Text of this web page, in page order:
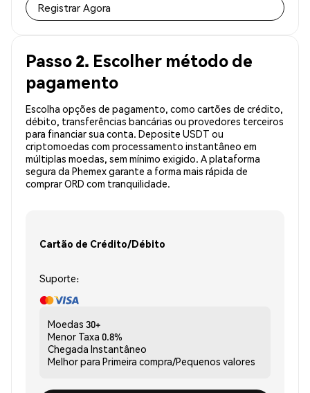
Registrar Agora
Passo 2. Escolher método de
pagamento
Escolha opções de pagamento, como cartões de crédito,
débito, transferências bancárias ou provedores terceiros
para financiar sua conta. Deposite USDT ou
criptomoedas com processamento instantâneo em
múltiplas moedas, sem mínimo exigido. A plataforma
segura da Phemex garante a forma mais rápida de
comprar ORD com tranquilidade.
Cartão de Crédito/Débito
Suporte:
Moedas 30+
Menor Taxa 0.8%
Chegada Instantâneo
Melhor para Primeira compra/Pequenos valores